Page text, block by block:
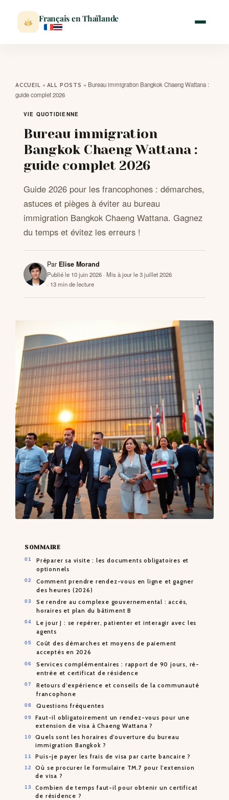
Français en Thaïlande
VISITER
MÉTÉO
EXPATRIATION
ACCUEIL » ALL POSTS » Bureau immigration Bangkok Chaeng Wattana :
guide complet 2026
VIE QUOTIDIENNE
Bureau immigration
Bangkok Chaeng Wattana :
guide complet 2026
Guide 2026 pour les francophones : démarches,
astuces et pièges à éviter au bureau
immigration Bangkok Chaeng Wattana. Gagnez
du temps et évitez les erreurs !
Par Elise Morand
Publié le 10 juin 2026 · Mis à jour le 3 juillet 2026
· 13 min de lecture
SOMMAIRE
Préparer sa visite : les documents obligatoires et
optionnels
Comment prendre rendez-vous en ligne et gagner
des heures (2026)
Se rendre au complexe gouvernemental : accès,
horaires et plan du bâtiment B
Le jour J : se repérer, patienter et interagir avec les
agents
Coût des démarches et moyens de paiement
acceptés en 2026
Services complémentaires : rapport de 90 jours, ré-
entrée et certificat de résidence
Retours d’expérience et conseils de la communauté
francophone
Questions fréquentes
Faut-il obligatoirement un rendez-vous pour une
extension de visa à Chaeng Wattana ?
Quels sont les horaires d’ouverture du bureau
immigration Bangkok ?
Puis-je payer les frais de visa par carte bancaire ?
Où se procurer le formulaire TM.7 pour l’extension
de visa ?
Combien de temps faut-il pour obtenir un certificat
de résidence ?